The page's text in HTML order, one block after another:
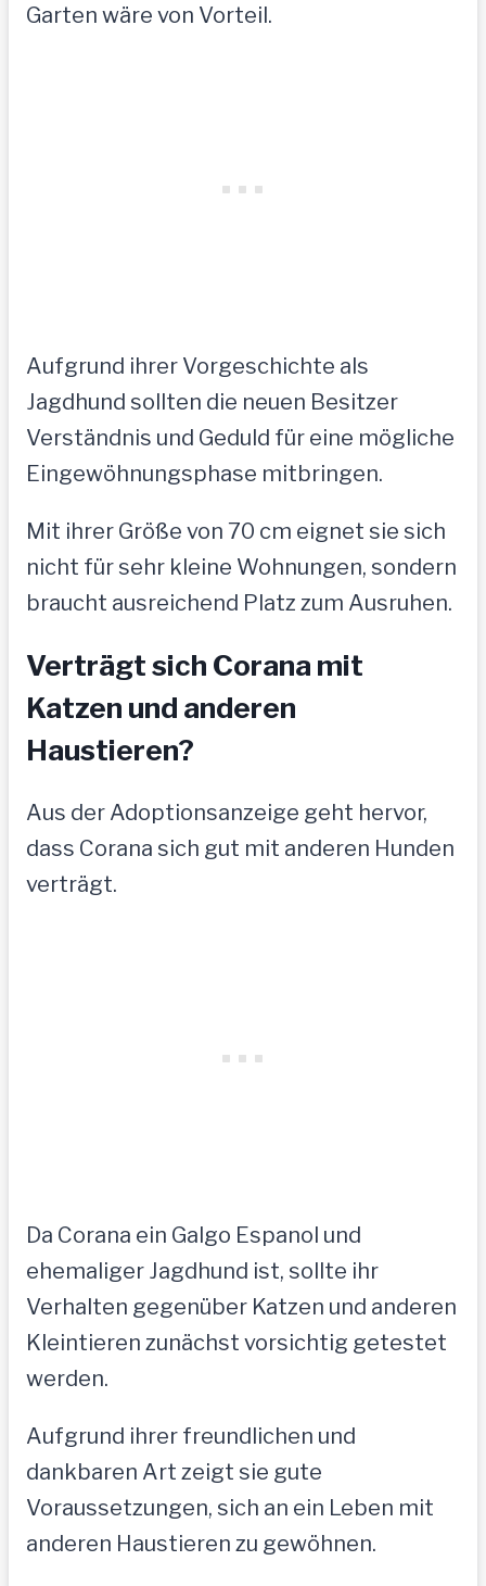
Garten wäre von Vorteil.
Aufgrund ihrer Vorgeschichte als
Jagdhund sollten die neuen Besitzer
Verständnis und Geduld für eine mögliche
Eingewöhnungsphase mitbringen.
Mit ihrer Größe von 70 cm eignet sie sich
nicht für sehr kleine Wohnungen, sondern
braucht ausreichend Platz zum Ausruhen.
Verträgt sich Corana mit
Katzen und anderen
Haustieren?
Aus der Adoptionsanzeige geht hervor,
dass Corana sich gut mit anderen Hunden
verträgt.
Da Corana ein Galgo Espanol und
ehemaliger Jagdhund ist, sollte ihr
Verhalten gegenüber Katzen und anderen
Kleintieren zunächst vorsichtig getestet
werden.
Aufgrund ihrer freundlichen und
dankbaren Art zeigt sie gute
Voraussetzungen, sich an ein Leben mit
anderen Haustieren zu gewöhnen.